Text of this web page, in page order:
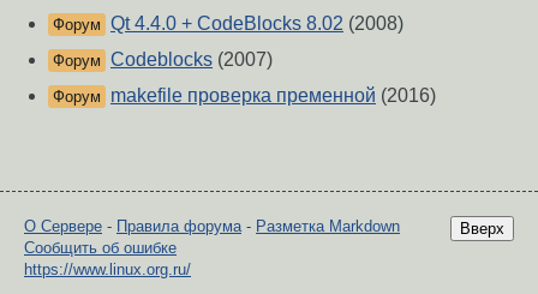
Форум Qt 4.4.0 + CodeBlocks 8.02 (2008)
Форум Codeblocks (2007)
Форум makefile проверка пременной (2016)
Вверх
О Сервере - Правила форума- Разметка Markdown
Сообщить об ошибке
https://www.linux.org.ru/